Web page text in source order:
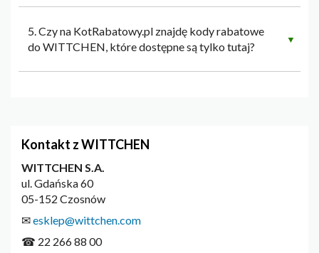
5. Czy na KotRabatowy.pl znajdę kody rabatowe
do WITTCHEN, które dostępne są tylko tutaj?
▼
Kontakt z WITTCHEN
WITTCHEN S.A.
ul. Gdańska 60
05-152 Czosnów
✉esklep@wittchen.com
☎ 22 266 88 00